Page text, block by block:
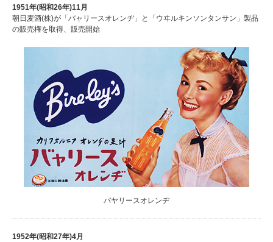
1951年(昭和26年)11月
朝日麦酒(株)が「バャリースオレンヂ」と「ウヰルキンソンタンサン」製品
の販売権を取得、販売開始
バヤリースオレンヂ
1952年(昭和27年)4月